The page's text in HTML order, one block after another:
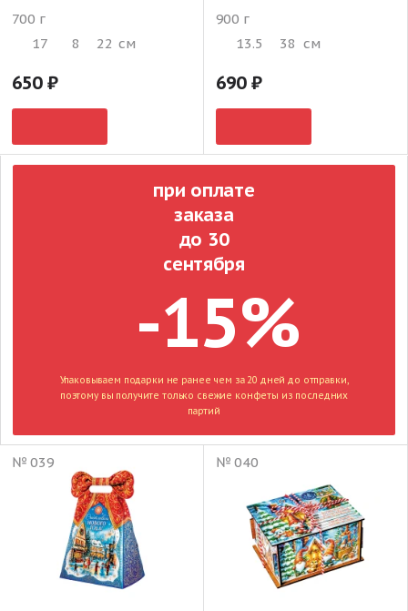
700 г
17
8 22 см
650
900 г
13.5
38 см
690
№ 039 № 040
-15%
при оплате
заказа
до 30
сентября
Упаковываем подарки не ранее чем за 20 дней до отправки,
поэтому вы получите только свежие конфеты из последних
партий